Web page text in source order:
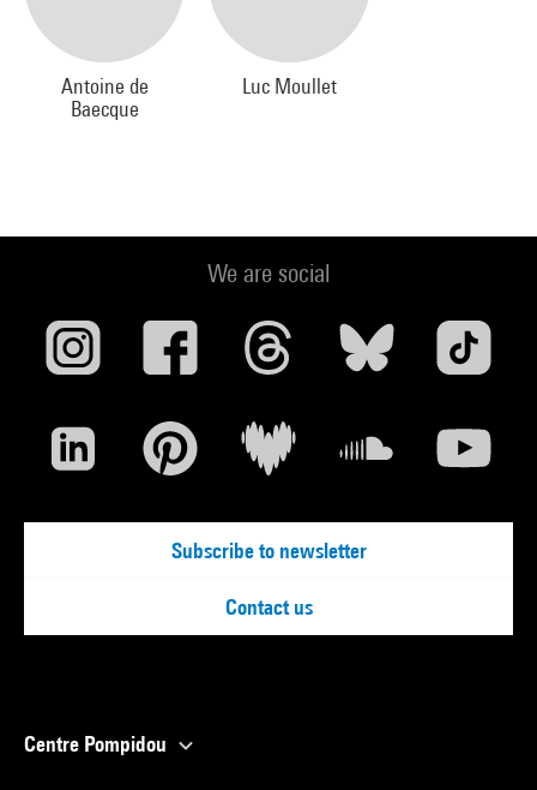
Antoine de
Baecque
Luc Moullet
We are social
Subscribe to newsletter
Contact us
Centre Pompidou